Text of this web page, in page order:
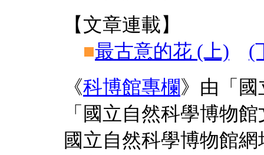
【文章連載】
■最古意的花 (上)
(
《科博館專欄》由「
「國立自然科學博物
國立自然科學博物館網